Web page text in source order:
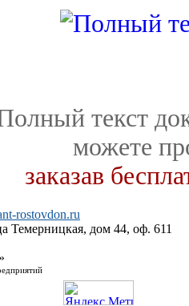
текст
можете
заказав
rostovdon.ru
Темерницкая, дом 44, оф. 611